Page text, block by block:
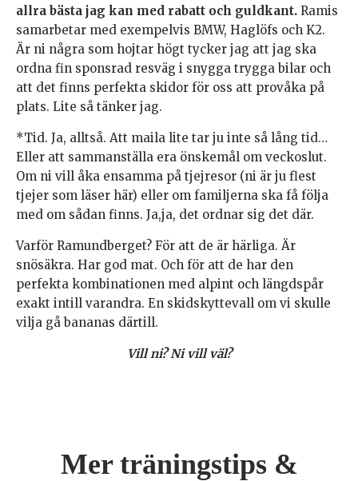
allra bästa jag kan med rabatt och guldkant. Ramis
samarbetar med exempelvis BMW, Haglöfs och K2.
Är ni några som hojtar högt tycker jag att jag ska
ordna fin sponsrad resväg i snygga trygga bilar och
att det finns perfekta skidor för oss att provåka på
plats. Lite så tänker jag.
*Tid. Ja, alltså. Att maila lite tar ju inte så lång tid…
Eller att sammanställa era önskemål om veckoslut.
Om ni vill åka ensamma på tjejresor (ni är ju flest
tjejer som läser här) eller om familjerna ska få följa
med om sådan finns. Ja,ja, det ordnar sig det där.
Varför Ramundberget? För att de är härliga. Är
snösäkra. Har god mat. Och för att de har den
perfekta kombinationen med alpint och längdspår
exakt intill varandra. En skidskyttevall om vi skulle
vilja gå bananas därtill.
Vill ni? Ni vill väl?
Mer träningstips &